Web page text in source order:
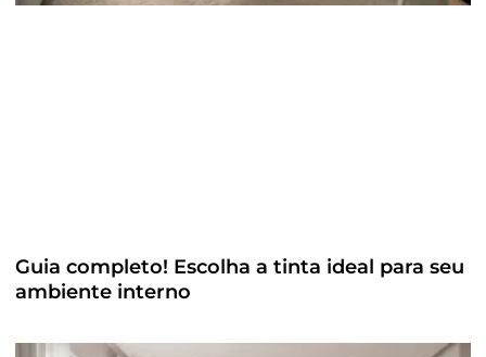
Guia completo! Escolha a tinta ideal para seu
ambiente interno